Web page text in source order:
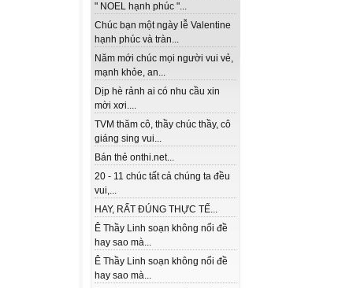
" NOEL hạnh phúc "...
Chúc bạn một ngày lễ Valentine
hạnh phúc và tràn...
Năm mới chúc mọi người vui vẻ,
mạnh khỏe, an...
Dịp hè rảnh ai có nhu cầu xin
mời xơi....
TVM thăm cô, thầy chúc thầy, cô
giáng sing vui...
Bán thẻ onthi.net...
20 - 11 chúc tất cả chúng ta đều
vui,...
HAY, RẤT ĐÚNG THỰC TẾ...
Ê Thầy Linh soạn không nổi đề
hay sao mà...
Ê Thầy Linh soạn không nổi đề
hay sao mà...